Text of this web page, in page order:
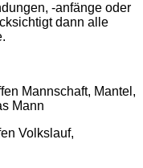
-anfänge oder
dann alle
Mannschaft, Mantel,
Mann
Volkslauf,